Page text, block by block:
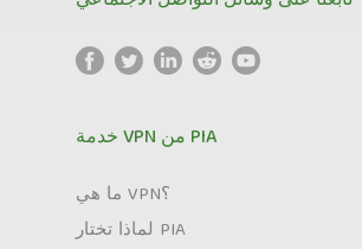
خدمة VPN من PIA
ما هي VPN؟
لماذا تختار PIA